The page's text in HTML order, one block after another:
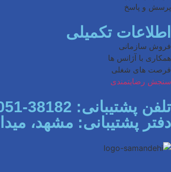
پرسش و پاسخ
اطلاعات تکمیلی
فروش سازمانی
همکاری با آژانس ها
فرصت های شغلی
سنجش رضایتمندی
تلفن پشتیبانی: 38182-051
دفتر پشتیبانی: مشهد،